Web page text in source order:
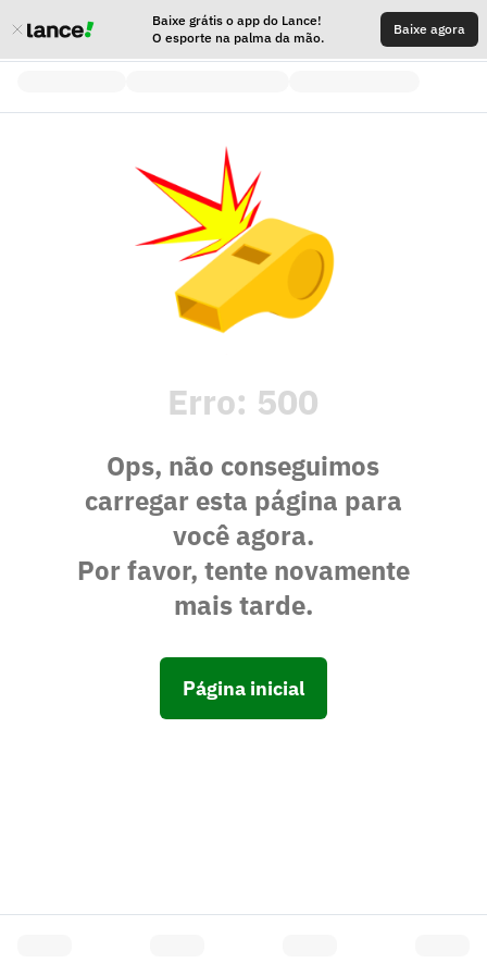
Baixe grátis o app do Lance!
O esporte na palma da mão.
Baixe agora
Erro: 500
Ops, não conseguimos
carregar esta página para
você agora.
Por favor, tente novamente
mais tarde.
Página inicial